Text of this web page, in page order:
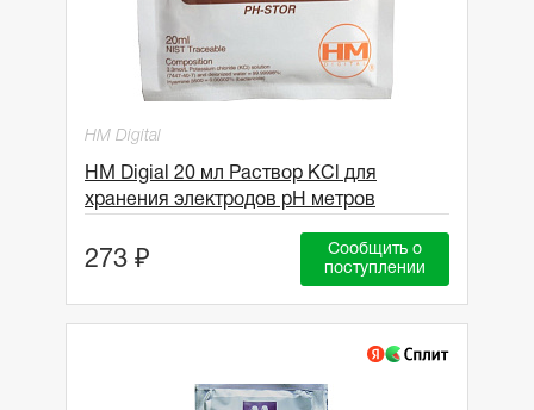
HM Digital
HM Digial 20 мл Раствор KCl для
хранения электродов pH метров
273 ₽
Сообщить о
поступлении